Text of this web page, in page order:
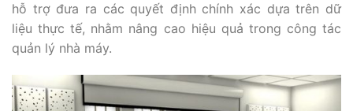
hỗ trợ đưa ra các quyết định chính xác dựa trên dữ
liệu thực tế, nhằm nâng cao hiệu quả trong công tác
quản lý nhà máy.